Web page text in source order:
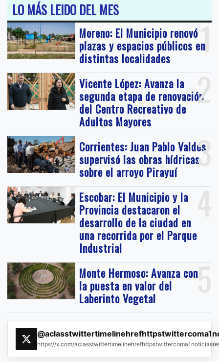
LO MÁS LEIDO DEL MES
1
Moreno: El Municipio renovó
plazas y espacios públicos en
distintas localidades
2
Vicente López: Avanza la
segunda etapa de renovación
del Centro Recreativo de
Adultos Mayores
3
Corrientes: Juan Pablo Valdés
supervisó las obras hídricas
sobre el arroyo Pirayuí
4
Escobar: El Municipio y la
Provincia destacaron el
desarrollo de la ciudad en
una recorrida por el Parque
Industrial
5
Monte Hermoso: Avanza con
la puesta en valor del
Laberinto Vegetal
https://x.com/